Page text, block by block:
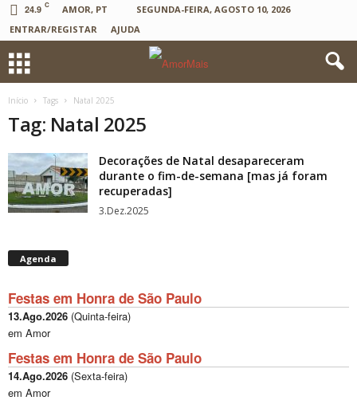
24.9 C AMOR, PT
SEGUNDA-FEIRA, AGOSTO 10, 2026
ENTRAR/REGISTAR
AJUDA
Início Tags Natal 2025
Tag: Natal 2025
Decorações de Natal desapareceram
durante o fim-de-semana [mas já foram
recuperadas]
3.Dez.2025
Agenda
Festas em Honra de São Paulo
13.Ago.2026 (Quinta-feira)
em Amor
Festas em Honra de São Paulo
14.Ago.2026 (Sexta-feira)
em Amor